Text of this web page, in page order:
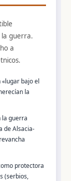
la guerra.
a
«lugar bajo el
la
la guerra
de Alsacia-
protectora
(serbios,